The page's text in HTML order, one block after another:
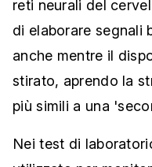
reti neurali del
di elaborare segnali
anche mentre il
stirato, aprendo la
più simili a una
Nei test di